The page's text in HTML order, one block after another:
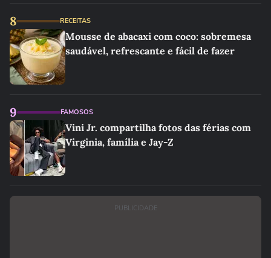
8 RECEITAS
Mousse de abacaxi com coco: sobremesa
saudável, refrescante e fácil de fazer
9 FAMOSOS
Vini Jr. compartilha fotos das férias com
Virginia, família e Jay-Z
PUBLICIDADE